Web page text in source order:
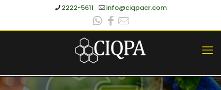
2222-5611 info@ciqpacr.com